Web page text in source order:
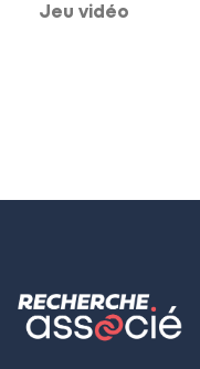
Jeu vidéo